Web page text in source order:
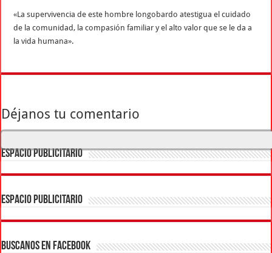
«La supervivencia de este hombre longobardo atestigua el cuidado
de la comunidad, la compasión familiar y el alto valor que se le da a
la vida humana».
Déjanos tu comentario
ESPACIO PUBLICITARIO
ESPACIO PUBLICITARIO
BUSCANOS EN FACEBOOK